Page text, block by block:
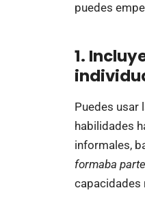
puedes
1.
Puedes usar
habilidades
informales,
formaba
capacidades